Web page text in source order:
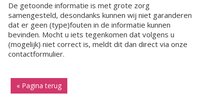
De getoonde informatie is met grote zorg
samengesteld, desondanks kunnen wij niet garanderen
dat er geen (type)fouten in de informatie kunnen
bevinden. Mocht u iets tegenkomen dat volgens u
(mogelijk) niet correct is, meldt dit dan direct via onze
contactformulier.
« Pagina terug